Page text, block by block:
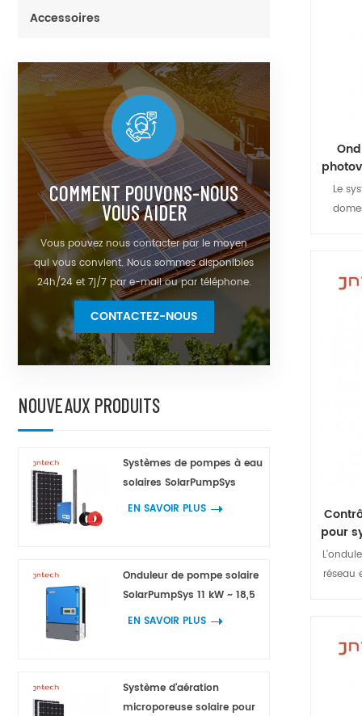
Accessoires
COMMENT POUVONS-NOUS
VOUS AIDER
Vous pouvez nous contacter par le moyen
qui vous convient. Nous sommes disponibles
24h/24 et 7j/7 par e-mail ou par téléphone.
CONTACTEZ-NOUS
NOUVEAUX PRODUITS
Systèmes de pompes à eau
solaires SolarPumpSys
EN SAVOIR PLUS
Onduleur de pompe solaire
SolarPumpSys 11 kW ~ 18,5
kW
EN SAVOIR PLUS
Système d'aération
microporeuse solaire pour
Le
CA et
que
pour
réseau